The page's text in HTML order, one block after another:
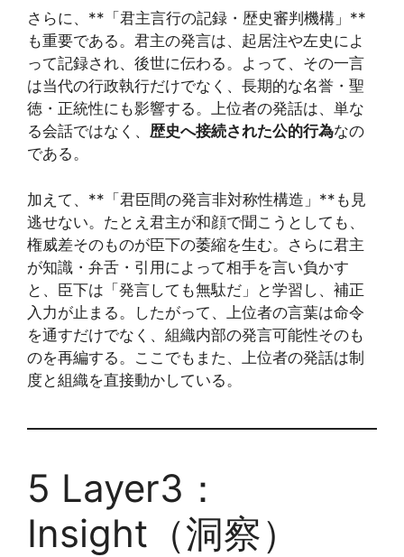
さらに、**「君主言行の記録・歴史審判機構」**
も重要である。君主の発言は、起居注や左史によ
って記録され、後世に伝わる。よって、その一言
は当代の行政執行だけでなく、長期的な名誉・聖
徳・正統性にも影響する。上位者の発話は、単な
る会話ではなく、 歴史へ接続された公的行為なの
である。
加えて、**「君臣間の発言非対称性構造」**も見
逃せない。たとえ君主が和顔で聞こうとしても、
権威差そのものが臣下の萎縮を生む。さらに君主
が知識・弁舌・引用によって相手を言い負かす
と、臣下は「発言しても無駄だ」と学習し、補正
入力が止まる。したがって、上位者の言葉は命令
を通すだけでなく、組織内部の発言可能性そのも
のを再編する。ここでもまた、上位者の発話は制
度と組織を直接動かしている。
5 Layer3：
Insight（洞察）